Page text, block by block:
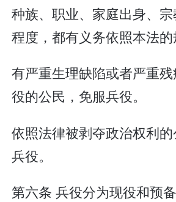
种族、职业、家庭出身、
程度，都有义务依照本法的
有严重生理缺陷或者严重
役的公民，免服兵役。
依照法律被剥夺政治权利
兵役。
第六条 兵役分为现役和预